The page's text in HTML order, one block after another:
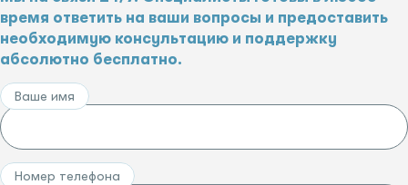
время ответить на ваши вопросы и предоставить
необходимую консультацию и поддержку
абсолютно бесплатно.
Ваше имя
Номер телефона